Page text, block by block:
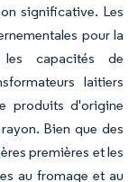
significative. Les
pour la
les capacités de
laitiers
produits d'origine
Bien que des
premières et les
au fromage et au